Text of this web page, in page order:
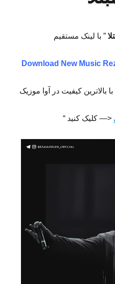
” با لینک مستقیم
Download New Music
با بالاترین کیفیت در آوا موزیک
<— کلیک کنید “